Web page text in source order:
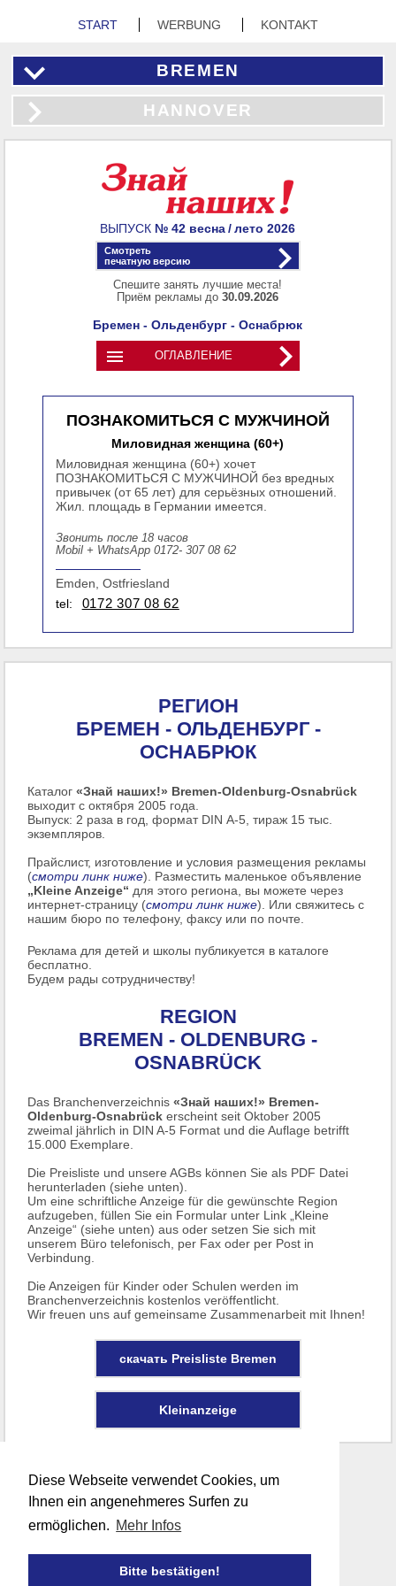
Diese Webseite verwendet Cookies, um
Ihnen ein angenehmeres Surfen zu
ermöglichen. Mehr Infos
Bitte bestätigen!
START WERBUNG KONTAKT
BREMEN
HANNOVER
ВЫПУСК № 42 весна / лето2026
Смотреть
печатную версию
Спешите занять лучшие места!
Приём рекламы до30.09.2026
Бремен - Ольденбург - Оснабрюк
 ОГЛАВЛЕНИЕ
ПОЗНАКОМИТЬСЯ С МУЖЧИНОЙ
Миловидная женщина (60+)
Миловидная женщина (60+) хочет
ПОЗНАКОМИТЬСЯ С МУЖЧИНОЙ без вредных
привычек (от 65 лет) для серьёзных отношений.
Жил. площадь в Германии имеется.
Звонить после 18 часов
Mobil + WhatsApp 0172- 307 08 62
Emden, Ostfriesland
tel:
0172 307 08 62
РЕГИОН
БРЕМЕН - ОЛЬДЕНБУРГ -
ОСНАБРЮК
Каталог«Знай наших!» Bremen-Oldenburg-Osnabrück
выходит с октября 2005 года.
Выпуск: 2 раза в год, формат DIN А-5, тираж 15 тыс.
экземпляров.
Прайслист, изготовление и условия размещения рекламы
(смотри линк ниже). Разместить маленькое объявление
„Kleine Anzeige“ для этого региона, вы можете через
интернет-страницу (смотри линк ниже). Или свяжитесь с
нашим бюро по телефону, факсу или по почте.
Реклама для детей и школы публикуется в каталоге
бесплатно.
Будем рады сотрудничеству!
REGION
BREMEN - OLDENBURG -
OSNABRÜCK
Das Branchenverzeichnis«Знай наших!» Bremen-
Oldenburg-Osnabrück erscheint seit Oktober 2005
zweimal jährlich in DIN A-5 Format und die Auflage betrifft
15.000 Exemplare.
Die Preisliste und unsere AGBs können Sie als PDF Datei
herunterladen (siehe unten).
Um eine schriftliche Anzeige für die gewünschte Region
aufzugeben, füllen Sie ein Formular unter Link „Kleine
Anzeige“ (siehe unten) aus oder setzen Sie sich mit
unserem Büro telefonisch, per Fax oder per Post in
Verbindung.
Die Anzeigen für Kinder oder Schulen werden im
Branchenverzeichnis kostenlos veröffentlicht.
Wir freuen uns auf gemeinsame Zusammenarbeit mit Ihnen!
скачать Preisliste Bremen
Kleinanzeige